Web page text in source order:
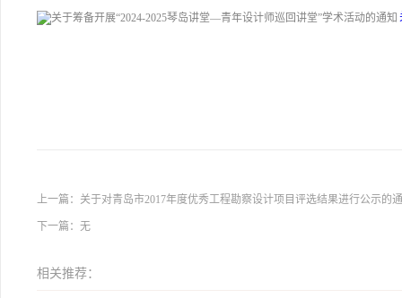
上一篇： 关于对青岛市2017年度优秀工程勘察设计项目评选结果进行公示的
下一篇：无
相关推荐：